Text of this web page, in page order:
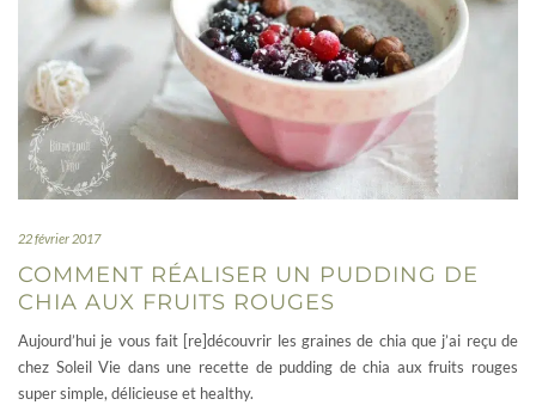
22 février 2017
COMMENT RÉALISER UN PUDDING DE
CHIA AUX FRUITS ROUGES
Aujourd’hui je vous fait [re]découvrir les graines de chia que j’ai reçu de
chez Soleil Vie dans une recette de pudding de chia aux fruits rouges
super simple, délicieuse et healthy.